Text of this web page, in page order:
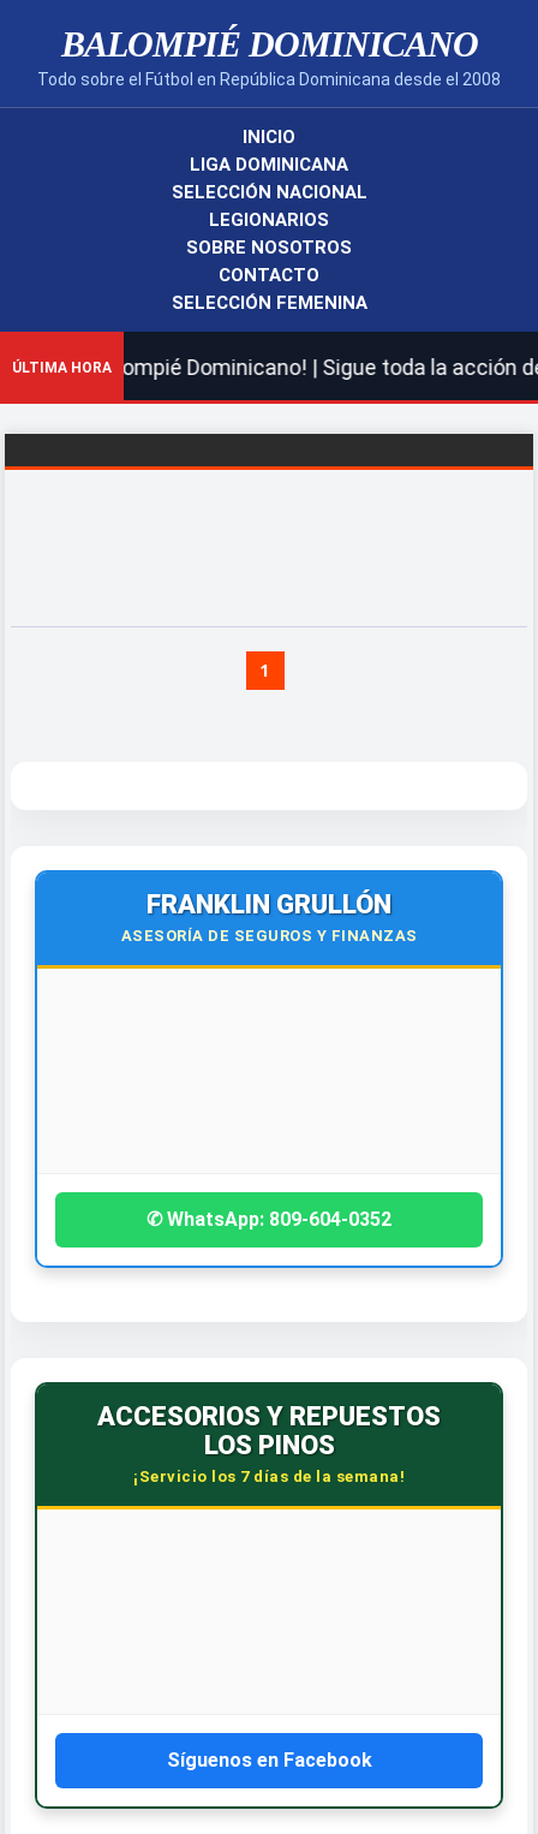
BALOMPIÉ DOMINICANO
Todo sobre el Fútbol en República Dominicana desde el 2008
INICIO
LIGA DOMINICANA
SELECCIÓN NACIONAL
LEGIONARIOS
SOBRE NOSOTROS
CONTACTO
SELECCIÓN FEMENINA
ÚLTIMA HORABalompié Dominicano! | Sigue toda la acción de
1
FRANKLIN GRULLÓN
ASESORÍA DE SEGUROS Y FINANZAS
✆ WhatsApp: 809-604-0352
ACCESORIOS Y REPUESTOS
LOS PINOS
¡Servicio los 7 días de la semana!
Síguenos en Facebook